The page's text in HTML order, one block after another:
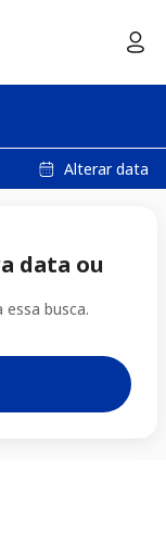
Alterar data
data ou
busca.